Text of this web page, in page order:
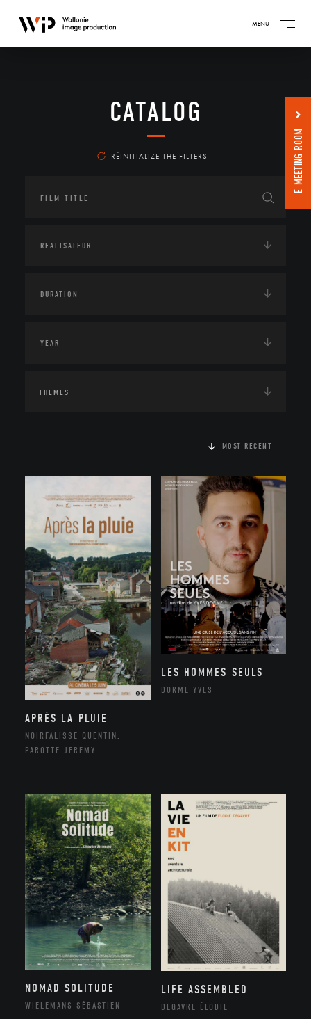
MENU
CATALOG
RÉINITIALIZE THE FILTERS
THEMES
MOST RECENT
APRÈS LA PLUIE
NOIRFALISSE QUENTIN,
PAROTTE JEREMY
LES HOMMES SEULS
DORME YVES
NOMAD SOLITUDE
WIELEMANS SÉBASTIEN
LIFE ASSEMBLED
DEGAVRE ÉLODIE
E-MEETING ROOM